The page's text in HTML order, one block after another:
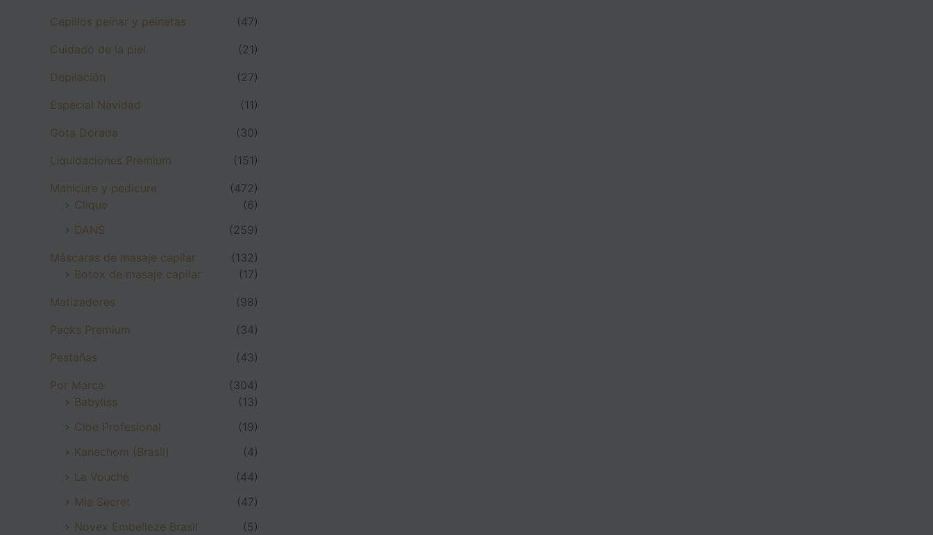
Cepillos peinar y peinetas
(47)
Cuidado de la piel
(21)
Depilación
(27)
Especial Navidad
(11)
Gota Dorada
(30)
Liquidaciones Premium
(151)
Manicure y pedicure
(472)
Clique
(6)
DANS
(259)
Máscaras de masaje capilar
(132)
Botox de masaje capilar
(17)
Matizadores
(98)
Packs Premium
(34)
Pestañas
(43)
Por Marca
(304)
Babyliss
(13)
Cloe Profesional
(19)
Kanechom (Brasil)
(4)
La Vouché
(44)
Mia Secret
(47)
Novex Embelleze Brasil
(5)